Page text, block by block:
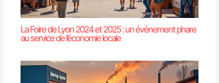
La Foire de Lyon 2024 et 2025 : un événement phare
au service de l’économie locale